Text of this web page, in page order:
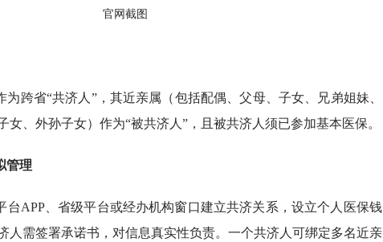
官网截图
为跨省“共济人”，其近亲属（包括配偶、父母、子女、兄弟姐妹、
女、外孙子女）作为“被共济人”，且被共济人须已参加基本医保。
管理
台APP、省级平台或经办机构窗口建立共济关系，设立个人医保钱
人需签署承诺书，对信息真实性负责。一个共济人可绑定多名近亲